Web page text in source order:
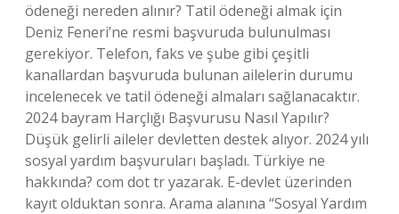
ödeneği nereden alınır? Tatil ödeneği almak için
Deniz Feneri’ne resmi başvuruda bulunulması
gerekiyor. Telefon, faks ve şube gibi çeşitli
kanallardan başvuruda bulunan ailelerin durumu
incelenecek ve tatil ödeneği almaları sağlanacaktır.
2024 bayram Harçlığı Başvurusu Nasıl Yapılır?
Düşük gelirli aileler devletten destek alıyor. 2024 yılı
sosyal yardım başvuruları başladı. Türkiye ne
hakkında? com dot tr yazarak. E-devlet üzerinden
kayıt olduktan sonra. Arama alanına “Sosyal Yardım